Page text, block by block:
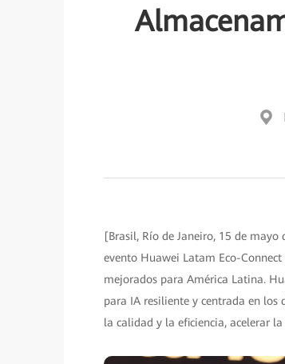
[Brasil, Río de Janeiro, 15 de
evento Huawei Latam Eco-
mejorados para América Latina.
para IA resiliente y centrada en
la calidad y la eficiencia, acelerar